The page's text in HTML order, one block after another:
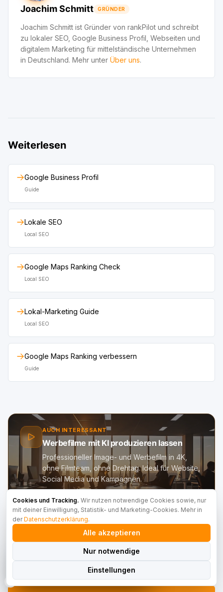
Joachim Schmitt GRÜNDER
Joachim Schmitt ist Gründer von rankPilot und schreibt
zu lokaler SEO, Google Business Profil, Webseiten und
digitalem Marketing für mittelständische Unternehmen
in Deutschland. Mehr unter Über uns.
Weiterlesen
Google Business Profil
Guide
Lokale SEO
Local SEO
Google Maps Ranking Check
Local SEO
Lokal-Marketing Guide
Local SEO
Google Maps Ranking verbessern
Guide
AUCH INTERESSANT
Werbefilme mit KI produzieren lassen
Professioneller Image- und Werbefilm in 4K,
ohne Filmteam, ohne Drehtag. Ideal für Website,
Social Media und Kampagnen.
Zur Leistung Werbefilme
Film anfragen
Werbefilme in 4K
203
haben sich heute über
Cookies und Tracking. Wir nutzen notwendige Cookies sowie, nur
mit deiner Einwilligung, Statistik- und Marketing-Cookies. Mehr in
derDatenschutzerklärung.
Alle akzeptieren
Nur notwendige
Einstellungen